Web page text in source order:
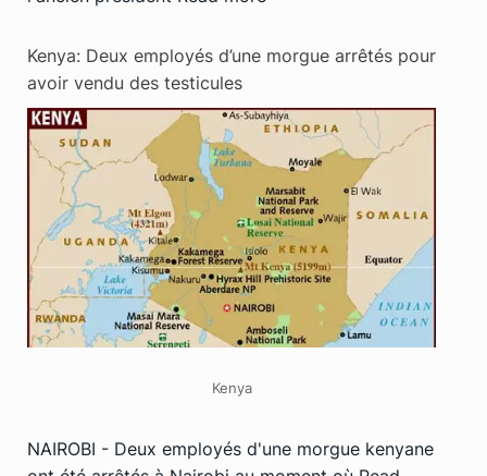
Kenya: Deux employés d’une morgue arrêtés pour
avoir vendu des testicules
Kenya
NAIROBI - Deux employés d'une morgue kenyane